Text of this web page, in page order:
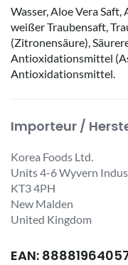
Wasser, Aloe Vera Saft,
weißer Traubensaft,
(Zitronensäure),
Antioxidationsmittel
Antioxidationsmittel.
Importeur /
Korea Foods Ltd.
Units 4-6 Wyvern
KT3 4PH
New Malden
United Kingdom
EAN: